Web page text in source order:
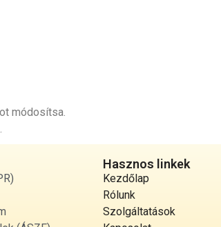
módosítsa.
Hasznos linkek
Kezdőlap
Rólunk
Szolgáltatások